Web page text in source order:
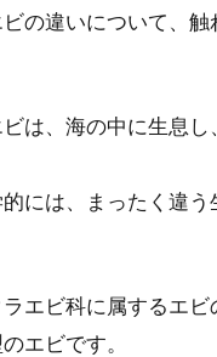
の違いについて、触
は、海の中に生息し
には、まったく違う
エビ科に属するエ
エビです。